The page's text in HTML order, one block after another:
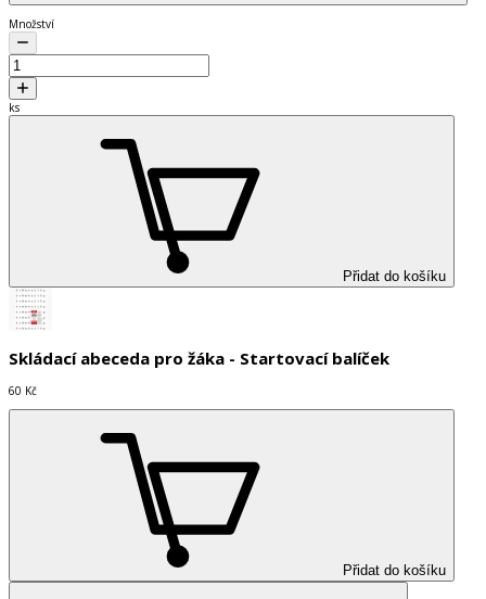
Množství
ks
Přidat do košíku
Skládací abeceda pro žáka - Startovací balíček
60 Kč
Přidat do košíku